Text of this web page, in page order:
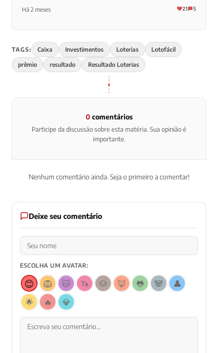
Há 2 meses 21 5
TAGS: Caixa Investimentos Loterias Lotofácil
prêmio resultado Resultado Loterias
0comentários
Participe da discussão sobre esta matéria. Sua opinião é
importante.
Nenhum comentário ainda. Seja o primeiro a comentar!
Deixe seu comentário
ESCOLHA UM AVATAR:
😊 🦁 🐱 🦄 🐶 🦊 🐸 🐼
👤
🌟
🔥 💎